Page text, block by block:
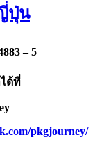
ปุ่น
– 5
ด้ที่
pkgjourney/